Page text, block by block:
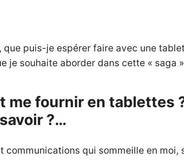
puis-je espérer faire avec une
je souhaite aborder dans cette « saga
me fournir en tablettes
?…
communications qui sommeille en moi,